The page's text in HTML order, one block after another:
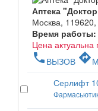
Аптека
Москва, 119620,
Время работы:
Цена актуальна
phone ВЫЗОВ directions
Серлифт